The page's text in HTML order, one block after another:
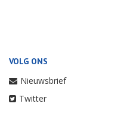
VOLG ONS
Nieuwsbrief
Twitter